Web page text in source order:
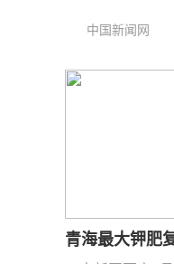
中国新闻网
青海最大钾肥